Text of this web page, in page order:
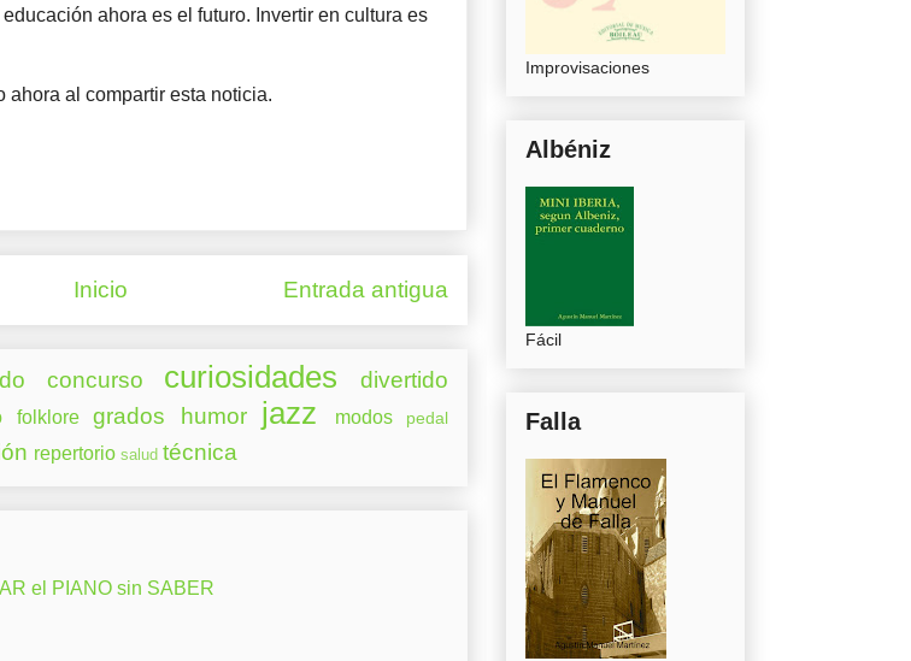
ahora es el futuro. Invertir en cultura es
al compartir esta noticia.
Entrada antigua
Inicio
concurso curiosidades divertido
folklore grados humor jazz modos pedal
repertorio salud técnica
el PIANO sin SABER
Improvisaciones
Albéniz
Fácil
Falla